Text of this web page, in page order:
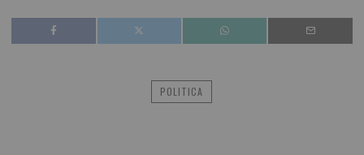
POLITICA